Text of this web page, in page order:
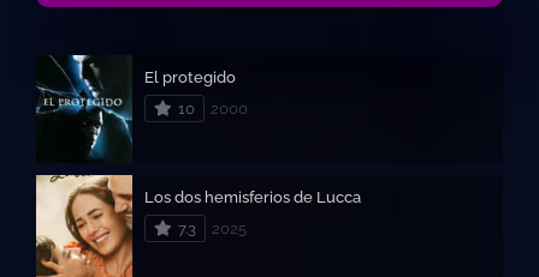
El protegido
10
2000
Los dos hemisferios de Lucca
7.3
2025